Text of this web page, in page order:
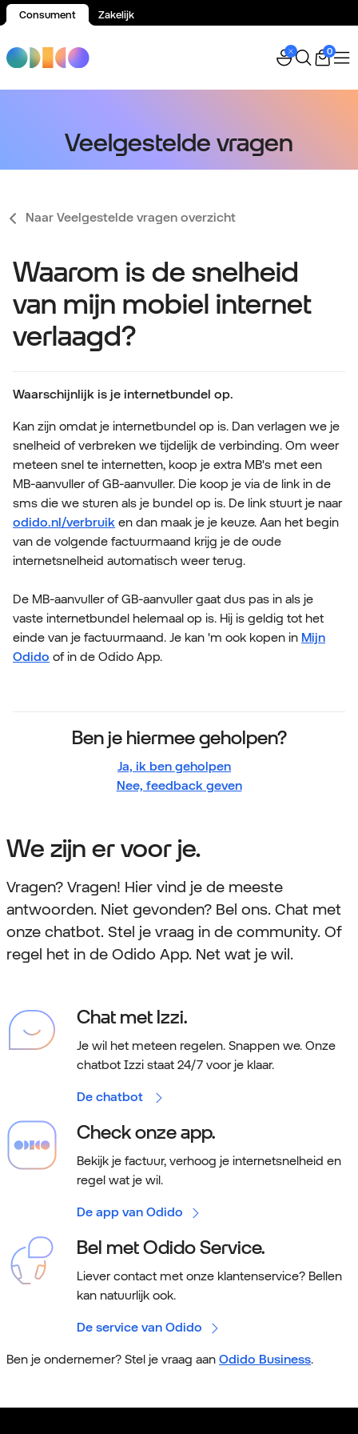
Consument Zakelijk
0
Veelgestelde vragen
Naar Veelgestelde vragen overzicht
Waarom is de snelheid
van mijn mobiel internet
verlaagd?
Waarschijnlijk is je internetbundel op.
Kan zijn omdat je internetbundel op is. Dan verlagen we je
snelheid of verbreken we tijdelijk de verbinding. Om weer
meteen snel te internetten, koop je extra MB's met een
MB-aanvuller of GB-aanvuller. Die koop je via de link in de
sms die we sturen als je bundel op is. De link stuurt je naar
odido.nl/verbruik en dan maak je je keuze. Aan het begin
van de volgende factuurmaand krijg je de oude
internetsnelheid automatisch weer terug.
De MB-aanvuller of GB-aanvuller gaat dus pas in als je
vaste internetbundel helemaal op is. Hij is geldig tot het
einde van je factuurmaand. Je kan 'm ook kopen in Mijn
Odido of in de Odido App.
Ben je hiermee geholpen?
Ja, ik ben geholpen
Nee, feedback geven
We zijn er voor je.
Vragen? Vragen! Hier vind je de meeste
antwoorden. Niet gevonden? Bel ons. Chat met
onze chatbot. Stel je vraag in de community. Of
regel het in de Odido App. Net wat je wil.
Chat met Izzi.
Je wil het meteen regelen. Snappen we. Onze
chatbot Izzi staat 24/7 voor je klaar.
De chatbot
Check onze app.
Bekijk je factuur, verhoog je internetsnelheid en
regel wat je wil.
De app van Odido
Bel met Odido Service.
Liever contact met onze klantenservice? Bellen
kan natuurlijk ook.
De service van Odido
Ben je ondernemer? Stel je vraag aan Odido Business.